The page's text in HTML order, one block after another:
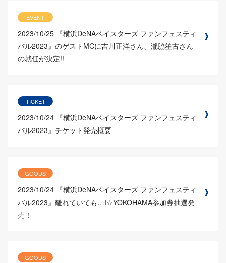
EVENT
2023/10/25 『横浜DeNAベイスターズ ファンフェスティ
バル2023』のゲストMCに吉川正洋さん、瀧脇笙古さん
の就任が決定!!
TICKET
2023/10/24 『横浜DeNAベイスターズ ファンフェスティ
バル2023』チケット発売概要
GOODS
2023/10/24 『横浜DeNAベイスターズ ファンフェスティ
バル2023』離れていても…I☆YOKOHAMA参加券抽選発
売！
GOODS